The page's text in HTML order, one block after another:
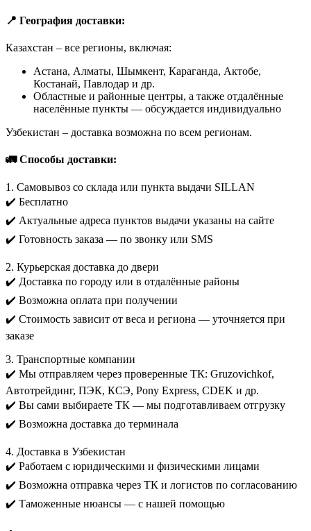
📍 География доставки:
Казахстан – все регионы, включая:
Астана, Алматы, Шымкент, Караганда, Актобе,
Костанай, Павлодар и др.
Областные и районные центры, а также отдалённые
населённые пункты — обсуждается индивидуально
Узбекистан – доставка возможна по всем регионам.
🚛 Способы доставки:
1. Самовывоз со склада или пункта выдачи SILLAN
✔️ Бесплатно
✔️ Актуальные адреса пунктов выдачи указаны на сайте
✔️ Готовность заказа — по звонку или SMS
2. Курьерская доставка до двери
✔️ Доставка по городу или в отдалённые районы
✔️ Возможна оплата при получении
✔️ Стоимость зависит от веса и региона — уточняется при
заказе
3. Транспортные компании
✔️ Мы отправляем через проверенные ТК: Gruzovichkof,
Автотрейдинг, ПЭК, КСЭ, Pony Express, CDEK и др.
✔️ Вы сами выбираете ТК — мы подготавливаем отгрузку
✔️ Возможна доставка до терминала
4. Доставка в Узбекистан
✔️ Работаем с юридическими и физическими лицами
✔️ Возможна отправка через ТК и логистов по согласованию
✔️ Таможенные нюансы — с нашей помощью